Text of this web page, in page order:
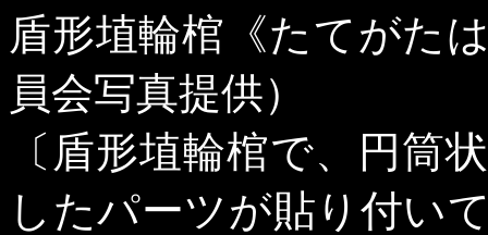
盾形埴輪棺《たてがた
員会写真提供）
〔盾形埴輪棺で、円筒
したパーツが貼り付い